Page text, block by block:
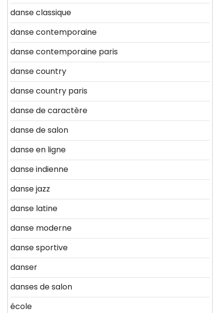
danse classique
danse contemporaine
danse contemporaine paris
danse country
danse country paris
danse de caractère
danse de salon
danse en ligne
danse indienne
danse jazz
danse latine
danse moderne
danse sportive
danser
danses de salon
école